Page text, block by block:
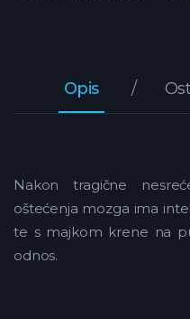
Opis
Nakon tragične
oštećenja mozga ima
te s majkom krene na
odnos.